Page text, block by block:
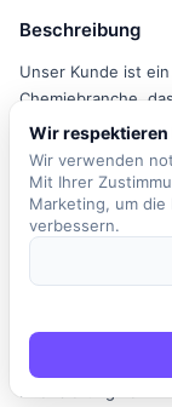
Beschreibung
Unser Kunde ist
Chemiebranche,
Ruß spezialisiert
Center of
Weiterentwicklung
werden ein
Deutschland und
Analysis, Basis,
Hauptaufgabe
und
werden die End-
Projektportfolio
Wir
Wir verwenden
Mit Ihrer
Marketing, um
verbessern.